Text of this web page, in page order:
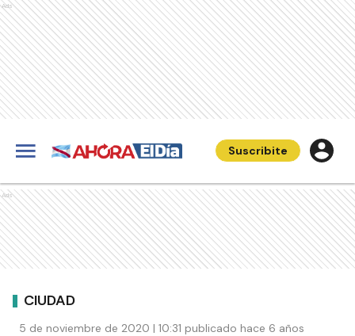
Ads
Suscribite
Ads
CIUDAD
5 de noviembre de 2020 | 10:31 publicado hace 6 años